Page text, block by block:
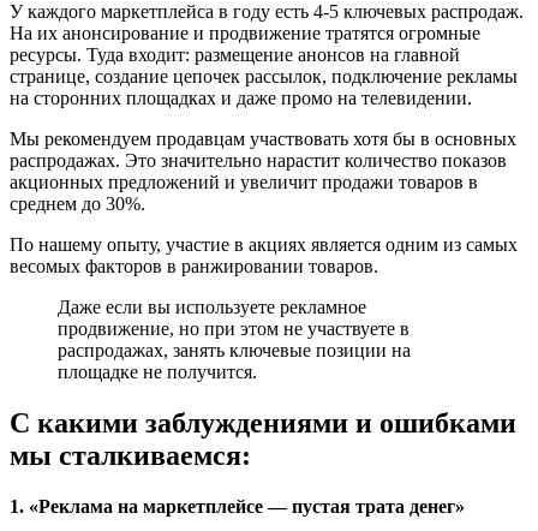
У каждого маркетплейса в году есть 4-5 ключевых распродаж.
На их анонсирование и продвижение тратятся огромные
ресурсы. Туда входит: размещение анонсов на главной
странице, создание цепочек рассылок, подключение рекламы
на сторонних площадках и даже промо на телевидении.
Мы рекомендуем продавцам участвовать хотя бы в основных
распродажах. Это значительно нарастит количество показов
акционных предложений и увеличит продажи товаров в
среднем до 30%.
По нашему опыту, участие в акциях является одним из самых
весомых факторов в ранжировании товаров.
Даже если вы используете рекламное
продвижение, но при этом не участвуете в
распродажах, занять ключевые позиции на
площадке не получится.
С какими заблуждениями и ошибками
мы сталкиваемся:
1. «Реклама на маркетплейсе — пустая трата денег»